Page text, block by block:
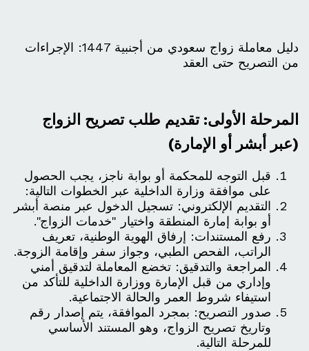
دليل معاملة زواج سعودي من أجنبية 1447: الإجراءات
من التصريح حتى العقد
المرحلة الأولى: تقديم طلب تصريح الزواج
(عبر أبشر أو الإمارة)
قبل التوجه للمحكمة أو بوابة ناجز، يجب الحصول
على موافقة وزارة الداخلية عبر الخطوات التالية:
التقديم الإلكتروني: تسجيل الدخول عبر منصة أبشر
أو بوابة إمارة المنطقة واختيار "خدمات الزواج".
رفع المستندات: إرفاق الهوية الوطنية، تعريف
الراتب، الفحص الطبي، وجواز سفر وإقامة الزوجة.
المراجعة والتدقيق: تخضع المعاملة لتدقيق أمني
وإداري من قبل الإمارة ووزارة الداخلية للتأكد من
استيفاء شروط العمر والحالة الاجتماعية.
صدور التصريح: بمجرد الموافقة، يتم إصدار رقم
وتاريخ تصريح الزواج، وهو المستند الأساسي
للمرحلة التالية.